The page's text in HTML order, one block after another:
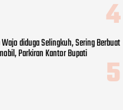
diduga Selingkuh, Sering Berbuat
Parkiran Kantor Bupati